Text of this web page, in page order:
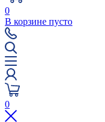
0
В корзине пусто
0